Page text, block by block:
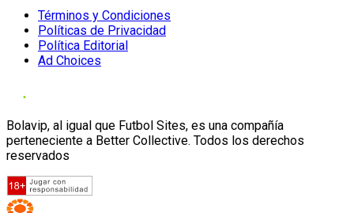
Términos y Condiciones
Políticas de Privacidad
Política Editorial
Ad Choices
Bolavip, al igual que Futbol Sites, es una compañía
perteneciente a Better Collective. Todos los derechos
reservados